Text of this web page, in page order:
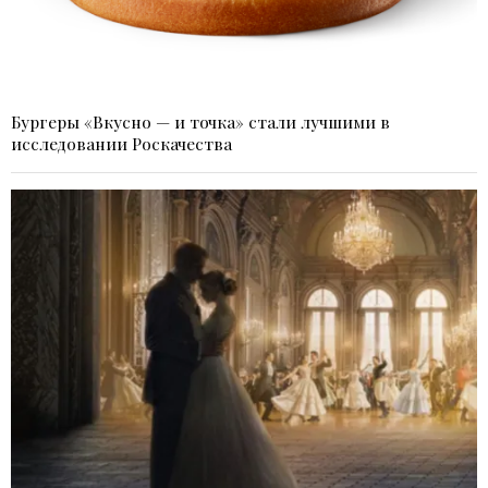
Бургеры «Вкусно — и точка» стали лучшими в
исследовании Роскачества